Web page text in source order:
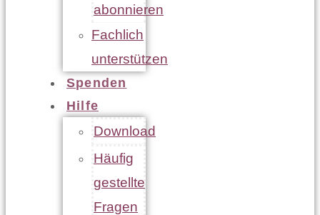
abonnieren
Fachlich
unterstützen
Spenden
Hilfe
Download
Häufig
gestellte
Fragen